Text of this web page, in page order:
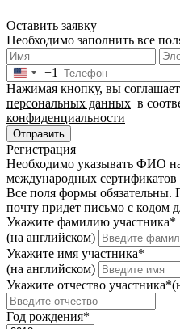
Оставить заявку
Необходимо заполнить все
United
States
+1
+1
Нажимая кнопку, вы
персональных данных в
конфиденциальности
Отправить
Регистрация
Необходимо указывать ФИО
международных сертификатов
Все поля формы обязательны.
почту придет письмо c кодом
Укажите фамилию участника*
(на английском)
Укажите имя участника*
(на английском)
Укажите отчество участника*
Год рождения*